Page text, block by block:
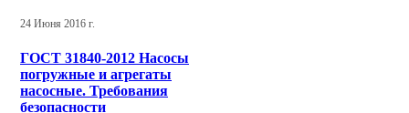
24 Июня 2016 г.
ГОСТ 31840-2012 Насосы
погружные и агрегаты
насосные. Требования
безопасности